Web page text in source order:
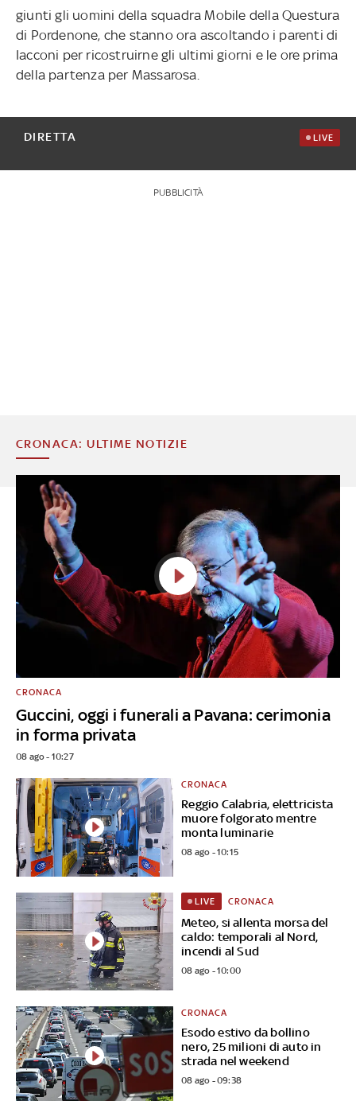
giunti gli uomini della squadra Mobile della Questura
di Pordenone, che stanno ora ascoltando i parenti di
Iacconi per ricostruirne gli ultimi giorni e le ore prima
della partenza per Massarosa.
DIRETTA LIVE
PUBBLICITÀ
CRONACA: ULTIME NOTIZIE
Guccini, oggi i funerali a Pavana: cerimonia
in forma privata
CRONACA
08 ago - 10:27
Reggio Calabria, elettricista
muore folgorato mentre
monta luminarie
CRONACA
08 ago - 10:15
Meteo, si allenta morsa del
caldo: temporali al Nord,
incendi al Sud
LIVE CRONACA
08 ago - 10:00
Esodo estivo da bollino
nero, 25 milioni di auto in
strada nel weekend
CRONACA
08 ago - 09:38